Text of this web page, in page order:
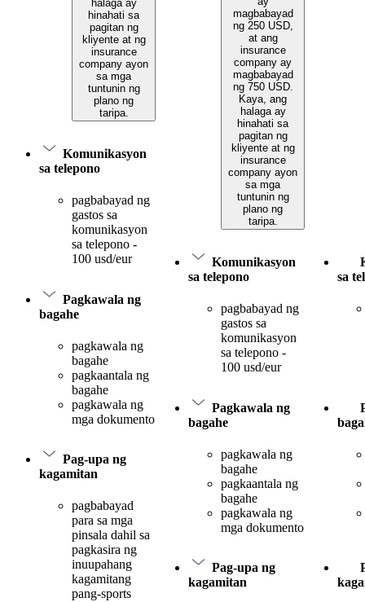
halaga ay
hinahati sa
pagitan ng
kliyente at ng
insurance
company ayon
sa mga
tuntunin ng
plano ng
taripa.
Komunikasyon
sa telepono
pagbabayad ng
gastos sa
komunikasyon
sa telepono -
100 usd/eur
Pagkawala ng
bagahe
pagkawala ng
bagahe
pagkaantala ng
bagahe
pagkawala ng
mga dokumento
Pag-upa ng
kagamitan
pagbabayad
para sa mga
pinsala dahil sa
pagkasira ng
inuupahang
kagamitang
pang-sports
magbabayad
ng 250 USD,
at ang
insurance
company ay
magbabayad
ng 750 USD.
Kaya, ang
halaga ay
hinahati sa
pagitan ng
kliyente at ng
insurance
company ayon
sa mga
tuntunin ng
plano ng
taripa.
Komunikasyon
sa telepono
pagbabayad ng
gastos sa
komunikasyon
sa telepono -
100 usd/eur
Pagkawala ng
bagahe
pagkawala ng
bagahe
pagkaantala ng
bagahe
pagkawala ng
mga dokumento
Pag-upa ng
kagamitan
sa